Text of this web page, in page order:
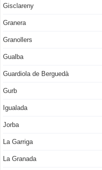
Gisclareny
Granera
Granollers
Gualba
Guardiola de Berguedà
Gurb
Igualada
Jorba
La Garriga
La Granada